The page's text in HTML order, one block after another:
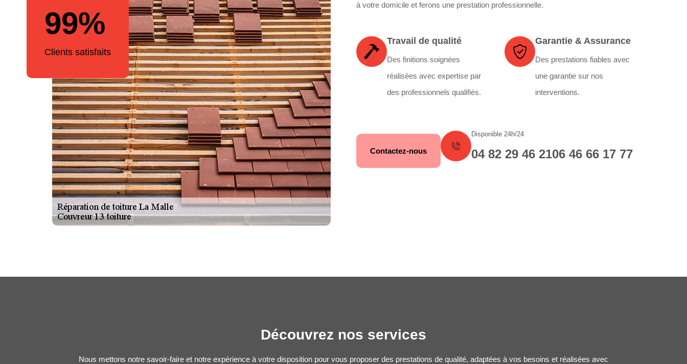
99%
Clients satisfaits
à votre domicile et ferons une prestation professionnelle.
Travail de qualité
Des finitions soignées
réalisées avec expertise par
des professionnels qualifiés.
Garantie & Assurance
Des prestations fiables avec
une garantie sur nos
interventions.
Contactez-nous
Disponible 24h/24
04 82 29 46 2106 46 66 17 77
Découvrez nos services
Nous mettons notre savoir-faire et notre expérience à votre disposition pour vous proposer des prestations de qualité, adaptées à vos besoins et réalisées avec